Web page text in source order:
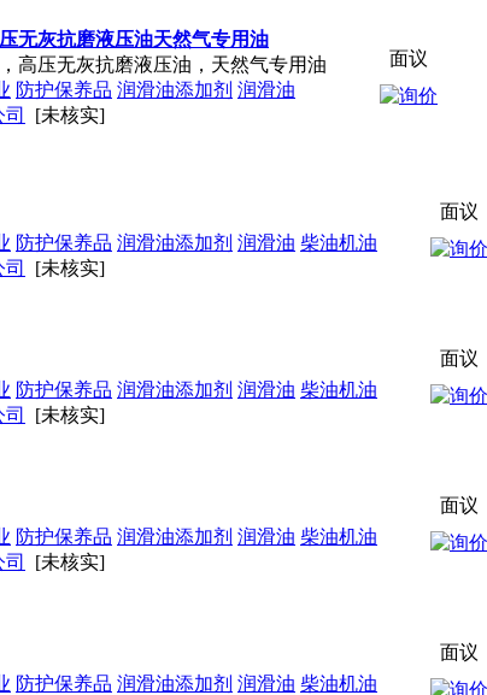
无灰抗磨液压油天然气专用油
高压无灰抗磨液压油，天然气专用油
防护保养品 润滑油添加剂 润滑油
[未核实]
面议
防护保养品 润滑油添加剂 润滑油 柴油机油
[未核实]
面议
防护保养品 润滑油添加剂 润滑油 柴油机油
[未核实]
面议
防护保养品 润滑油添加剂 润滑油 柴油机油
[未核实]
面议
防护保养品 润滑油添加剂 润滑油 柴油机油
面议